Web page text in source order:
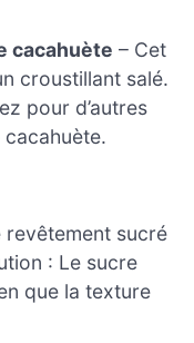
cacahuète – Cet
croustillant salé.
pour d’autres
revêtement sucré
: Le sucre
que la texture